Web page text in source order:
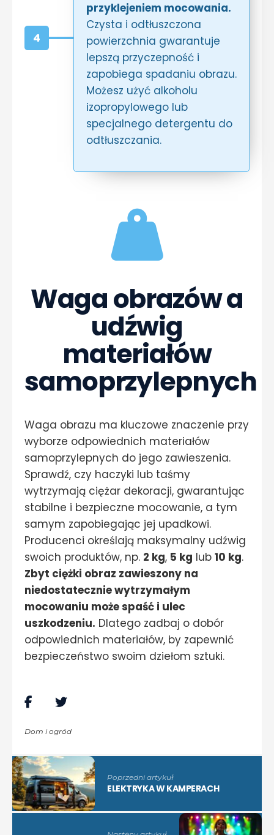
4
przyklejeniem mocowania.
Czysta i odtłuszczona
powierzchnia gwarantuje
lepszą przyczepność i
zapobiega spadaniu obrazu.
Możesz użyć alkoholu
izopropylowego lub
specjalnego detergentu do
odtłuszczania.
Waga obrazów a
udźwig
materiałów
samoprzylepnych
Waga obrazu ma kluczowe znaczenie przy
wyborze odpowiednich materiałów
samoprzylepnych do jego zawieszenia.
Sprawdź, czy haczyki lub taśmy
wytrzymają ciężar dekoracji, gwarantując
stabilne i bezpieczne mocowanie, a tym
samym zapobiegając jej upadkowi.
Producenci określają maksymalny udźwig
swoich produktów, np. 2 kg, 5 kg lub 10 kg.
Zbyt ciężki obraz zawieszony na
niedostatecznie wytrzymałym
mocowaniu może spaść i ulec
uszkodzeniu. Dlatego zadbaj o dobór
odpowiednich materiałów, by zapewnić
bezpieczeństwo swoim dziełom sztuki.
Dom i ogród
Poprzedni artykuł
ELEKTRYKA W KAMPERACH